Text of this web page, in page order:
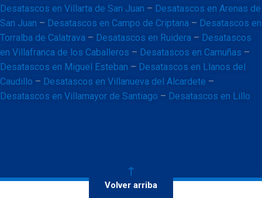
Desatascos en Villarta de San Juan – Desatascos en Arenas de
San Juan – Desatascos en Campo de Criptana – Desatascos en
Torralba de Calatrava – Desatascos en Ruidera – Desatascos
en Villafranca de los Caballeros – Desatascos en Camuñas –
Desatascos en Miguel Esteban – Desatascos en Llanos del
Caudillo – Desatascos en Villanueva del Alcardete –
Desatascos en Villamayor de Santiago – Desatascos en Lillo
Volver arriba